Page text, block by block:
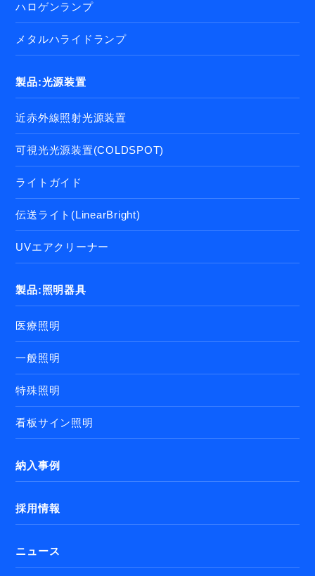
ハロゲンランプ
メタルハライドランプ
製品:光源装置
近赤外線照射光源装置
可視光光源装置(COLDSPOT)
ライトガイド
伝送ライト(LinearBright)
UVエアクリーナー
製品:照明器具
医療照明
一般照明
特殊照明
看板サイン照明
納入事例
採用情報
ニュース